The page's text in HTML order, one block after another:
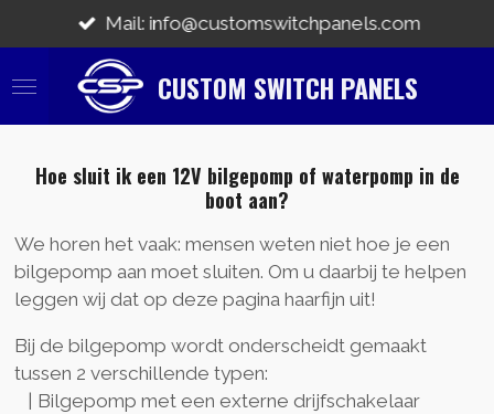
direct
naar
CUSTOM SWITCH PANELS
Mail: info@customswitchpanels.com
Hoe sluit ik een 12V bilgepomp of waterpomp in de
boot aan?
We horen het vaak: mensen weten niet hoe je een
bilgepomp aan moet sluiten. Om u daarbij te helpen
leggen wij dat op deze pagina haarfijn uit!
Bij de bilgepomp wordt onderscheidt gemaakt
tussen 2 verschillende typen:
| Bilgepomp met een externe drijfschakelaar